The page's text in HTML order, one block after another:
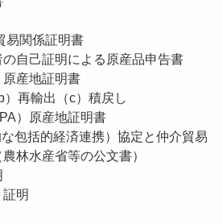
易関係証明書
自己証明による原産品申告書
産地証明書
再輸出（c）積戻し
）原産地証明書
包括的経済連携）協定と仲介貿易
林水産省等の公文書）
明